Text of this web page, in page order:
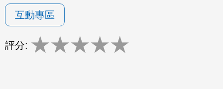
互動專區
評分: ★★★★★